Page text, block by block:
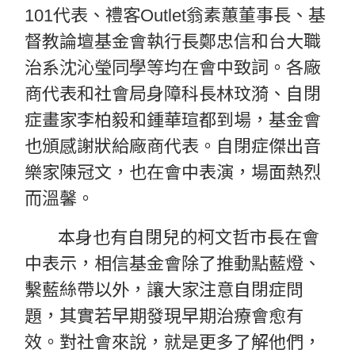
101代表、禮客Outlet翁素蕙董事長、基
督教論壇基金會執行長鄭忠信和台大職
治系沈沁瑩同學等均在會中致詞。各廠
商代表和社會局身障科長林玟漪、自閉
症畫家李柏毅和鍾華瑄都到場，基金會
也頒感謝狀給廠商代表。自閉症傑出音
樂家陳冠文，也在會中表演，場面熱烈
而溫馨。
本身也有自閉兒的柯文哲市長在會
中表示，相信基金會除了推動點藍燈、
繫藍絲帶以外，讓大家注意自閉症問
題，其實若早期發現早期治療會愈有
效。對社會來說，就是更多了解他們，